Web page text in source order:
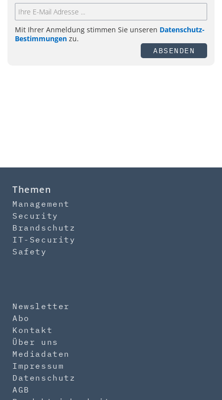
Mit Ihrer Anmeldung stimmen Sie unseren Datenschutz-
Bestimmungen zu.
ABSENDEN
Themen
Management
Security
Brandschutz
IT-Security
Safety
Newsletter
Abo
Kontakt
Über uns
Mediadaten
Impressum
Datenschutz
AGB